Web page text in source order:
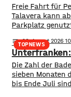
​​Freie Fahrt für
Talavera kann
Parkplatz
wurde auf der
war ein Circus
Fest- als auch
verschwunden.
TOPNEWS
notes 06. August 2026
Die Zahl der
sieben Monaten
bis Ende Juli